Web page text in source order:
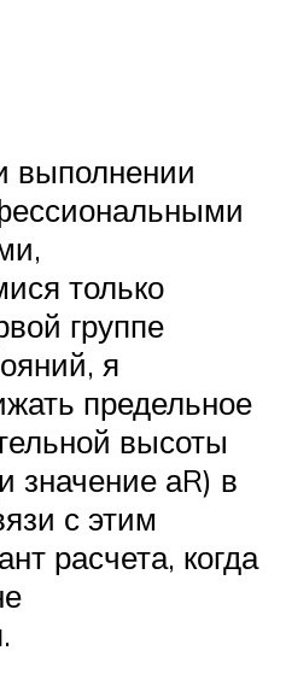
выполнении
только
группе
я
предельное
высоты
значение аR) в
с этим
расчета, когда